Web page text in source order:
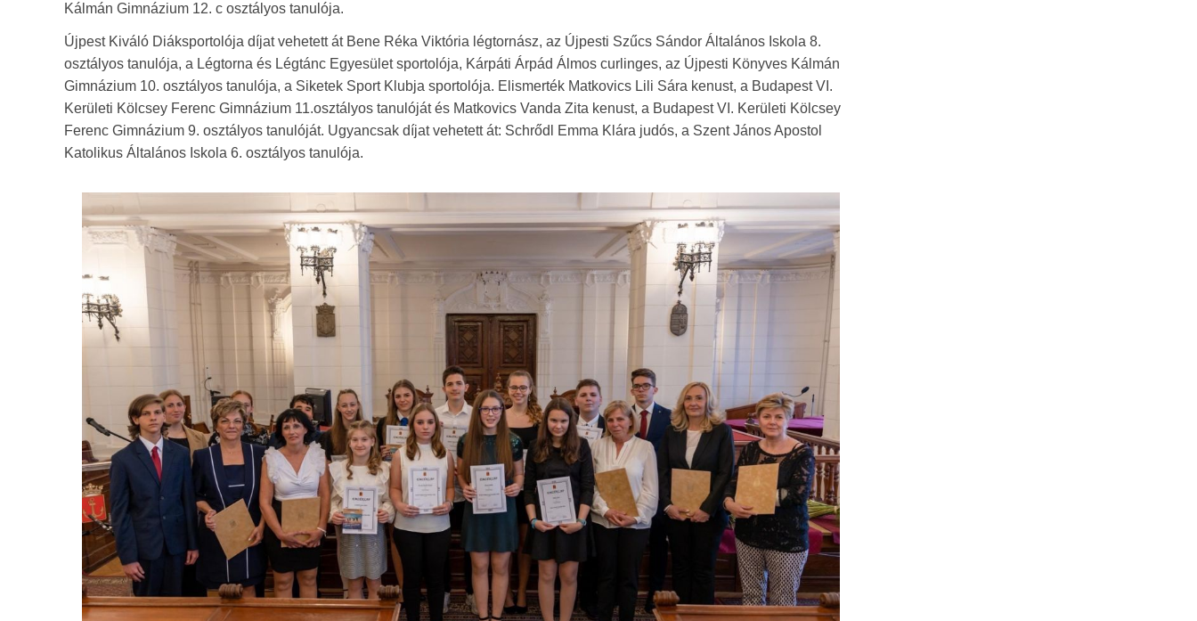
Kálmán Gimnázium 12. c osztályos tanulója.
Újpest Kiváló Diáksportolója díjat vehetett át Bene Réka Viktória légtornász, az Újpesti Szűcs Sándor Általános Iskola 8.
osztályos tanulója, a Légtorna és Légtánc Egyesület sportolója, Kárpáti Árpád Álmos curlinges, az Újpesti Könyves Kálmán
Gimnázium 10. osztályos tanulója, a Siketek Sport Klubja sportolója. Elismerték Matkovics Lili Sára kenust, a Budapest VI.
Kerületi Kölcsey Ferenc Gimnázium 11.osztályos tanulóját és Matkovics Vanda Zita kenust, a Budapest VI. Kerületi Kölcsey
Ferenc Gimnázium 9. osztályos tanulóját. Ugyancsak díjat vehetett át: Schrődl Emma Klára judós, a Szent János Apostol
Katolikus Általános Iskola 6. osztályos tanulója.